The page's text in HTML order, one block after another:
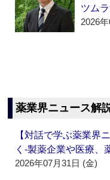
ツム
2026
薬業界ニュース解
【対話で学ぶ薬業界
く‐製薬企業や医療
2026年07月31日 (金)